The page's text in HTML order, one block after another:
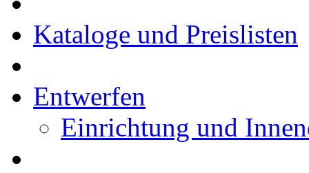
Kataloge und Preislisten
Entwerfen
Einrichtung und